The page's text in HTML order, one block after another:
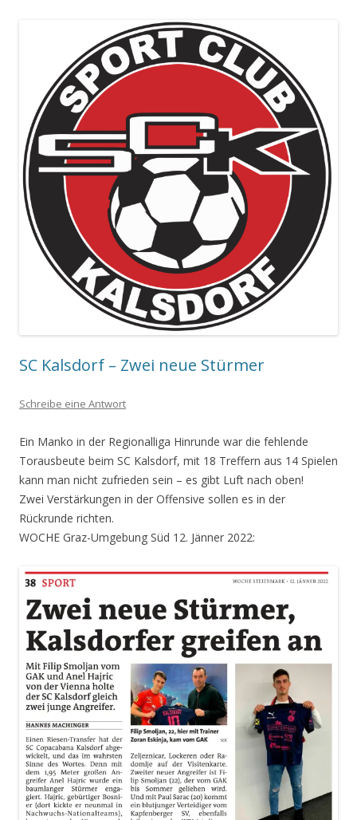
SC Kalsdorf – Zwei neue Stürmer
Schreibe eine Antwort
Ein Manko in der Regionalliga Hinrunde war die fehlende
Torausbeute beim SC Kalsdorf, mit 18 Treffern aus 14 Spielen
kann man nicht zufrieden sein – es gibt Luft nach oben!
Zwei Verstärkungen in der Offensive sollen es in der
Rückrunde richten.
WOCHE Graz-Umgebung Süd 12. Jänner 2022: